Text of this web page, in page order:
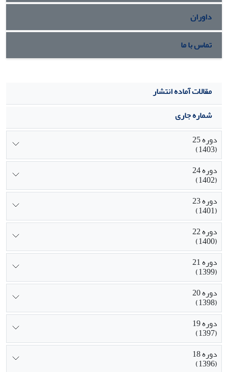
داوران
تماس با ما
مقالات آماده انتشار
شماره جاری
دوره 25
(1403)
دوره 24
(1402)
دوره 23
(1401)
دوره 22
(1400)
دوره 21
(1399)
دوره 20
(1398)
دوره 19
(1397)
دوره 18
(1396)